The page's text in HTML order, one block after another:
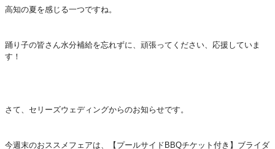
高知の夏を感じる一つですね。
踊り子の皆さん水分補給を忘れずに、頑張ってください、応援していま
す！
さて、セリーズウェディングからのお知らせです。
今週末のおススメフェアは、【プールサイドBBQチケット付き】ブライダ